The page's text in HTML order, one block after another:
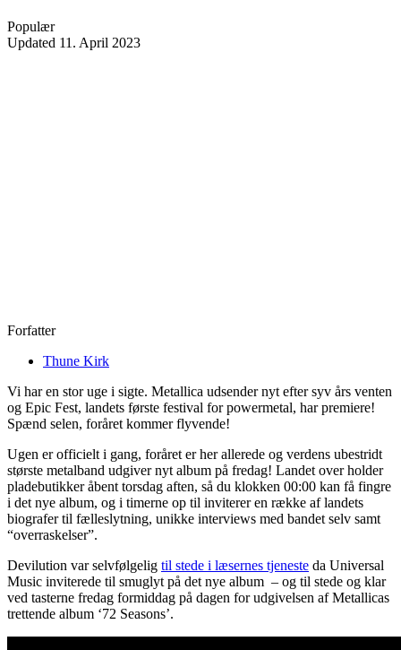
Populær
Updated 11. April 2023
Forfatter
Thune Kirk
Vi har en stor uge i sigte. Metallica udsender nyt efter syv års venten
og Epic Fest, landets første festival for powermetal, har premiere!
Spænd selen, foråret kommer flyvende!
Ugen er officielt i gang, foråret er her allerede og verdens ubestridt
største metalband udgiver nyt album på fredag! Landet over holder
pladebutikker åbent torsdag aften, så du klokken 00:00 kan få fingre
i det nye album, og i timerne op til inviterer en række af landets
biografer til fælleslytning, unikke interviews med bandet selv samt
“overraskelser”.
Devilution var selvfølgelig til stede i læsernes tjeneste da Universal
Music inviterede til smuglyt på det nye album – og til stede og klar
ved tasterne fredag formiddag på dagen for udgivelsen af Metallicas
trettende album ‘72 Seasons’.